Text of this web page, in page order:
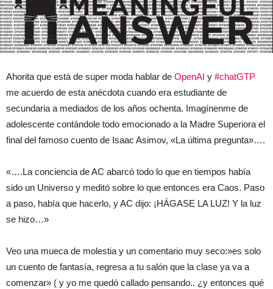
Ahorita que está de super moda hablar de OpenAI y #chatGTP
me acuerdo de esta anécdota cuando era estudiante de
secundaria a mediados de los años ochenta. Imagínenme de
adolescente contándole todo emocionado a la Madre Superiora el
final del famoso cuento de Isaac Asimov, «La última pregunta»….
«….La conciencia de AC abarcó todo lo que en tiempos había
sido un Universo y meditó sobre lo que entonces era Caos. Paso
a paso, había que hacerlo, y AC dijo: ¡HÁGASE LA LUZ! Y la luz
se hizo…»
Veo una mueca de molestia y un comentario muy seco:»es solo
un cuento de fantasía, regresa a tu salón que la clase ya va a
comenzar» ( y yo me quedó callado pensando.. ¿y entonces qué